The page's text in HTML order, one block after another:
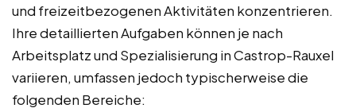
und freizeitbezogenen Aktivitäten konzentrieren.
Ihre detaillierten Aufgaben können je nach
Arbeitsplatz und Spezialisierung in Castrop-Rauxel
variieren, umfassen jedoch typischerweise die
folgenden Bereiche: